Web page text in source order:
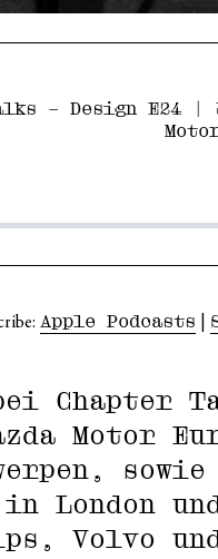
– Design E24
Apple Podcasts
Chapter
Motor
sowie
London
Volvo